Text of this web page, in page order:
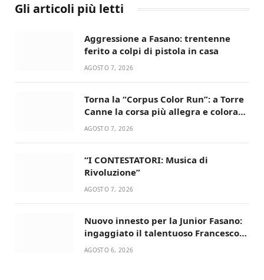
Gli articoli più letti
Aggressione a Fasano: trentenne
ferito a colpi di pistola in casa
AGOSTO 7, 2026
Torna la “Corpus Color Run”: a Torre
Canne la corsa più allegra e colorata
dell’estate!
AGOSTO 7, 2026
“I CONTESTATORI: Musica di
Rivoluzione”
AGOSTO 7, 2026
Nuovo innesto per la Junior Fasano:
ingaggiato il talentuoso Francesco
Lupo Timini
AGOSTO 6, 2026